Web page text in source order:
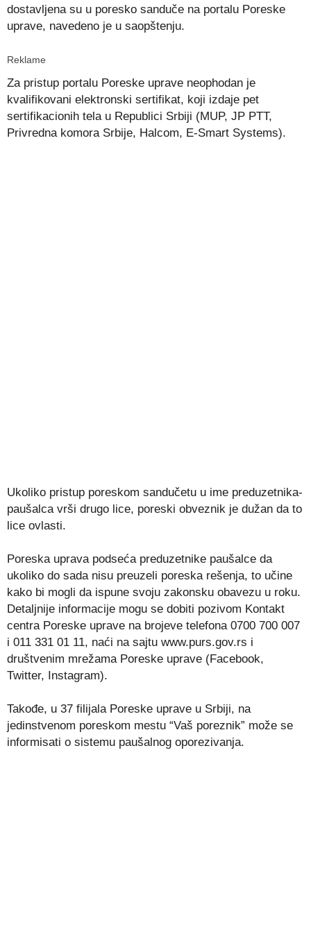
dostavljena su u poresko sanduče na portalu Poreske
uprave, navedeno je u saopštenju.
Reklame
Za pristup portalu Poreske uprave neophodan je
kvalifikovani elektronski sertifikat, koji izdaje pet
sertifikacionih tela u Republici Srbiji (MUP, JP PTT,
Privredna komora Srbije, Halcom, E-Smart Systems).
Ukoliko pristup poreskom sandučetu u ime preduzetnika-
paušalca vrši drugo lice, poreski obveznik je dužan da to
lice ovlasti.
Poreska uprava podseća preduzetnike paušalce da
ukoliko do sada nisu preuzeli poreska rešenja, to učine
kako bi mogli da ispune svoju zakonsku obavezu u roku.
Detaljnije informacije mogu se dobiti pozivom Kontakt
centra Poreske uprave na brojeve telefona 0700 700 007
i 011 331 01 11, naći na sajtu www.purs.gov.rs i
društvenim mrežama Poreske uprave (Facebook,
Twitter, Instagram).
Takođe, u 37 filijala Poreske uprave u Srbiji, na
jedinstvenom poreskom mestu “Vaš poreznik” može se
informisati o sistemu paušalnog oporezivanja.